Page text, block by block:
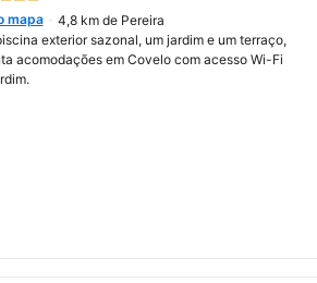
janela
mapa
4,8 km de Pereira
exterior sazonal, um jardim e um terraço,
acomodações em Covelo com acesso Wi-Fi